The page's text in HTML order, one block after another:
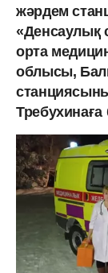
жәрдем
«Денсаулық
орта
облысы,
Требухинаға